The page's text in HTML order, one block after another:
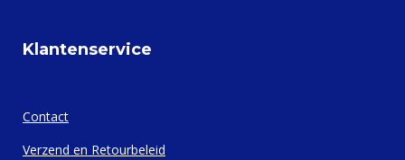
Klantenservice
Contact
Verzend en Retourbeleid